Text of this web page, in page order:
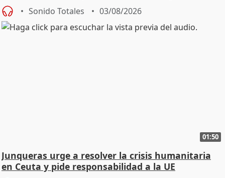
Sonido Totales 03/08/2026
01:50
Junqueras urge a resolver la crisis humanitaria
en Ceuta y pide responsabilidad a la UE